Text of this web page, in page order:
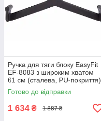
Ручка для тяги блоку EasyFit
EF-8083 з широким хватом
61 см (сталева, PU-покриття)
Готово до відправки
1 634 ₴ 1 887 ₴